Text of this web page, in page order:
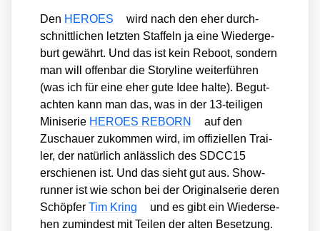
Den HEROES
wird nach den eher durch­
schnitt­li­chen letz­ten Staf­feln ja eine Wie­der­ge­
burt gewährt. Und das ist kein Reboot, son­dern
man will offen­bar die Sto­ry­line wei­ter­füh­ren
(was ich für eine eher gute Idee hal­te). Begut­
ach­ten kann man das, was in der 13-teil­i­gen
Mini­se­rie HEROES REBORN
auf den
Zuschau­er zukom­men wird, im offi­zi­el­len Trai­
ler, der natür­lich anläss­lich des SDCC15
erschie­nen ist. Und das sieht gut aus. Show­
run­ner ist wie schon bei der Ori­gi­nal­se­rie deren
Schöp­ferTim Kring
und es gibt ein Wie­der­se­
hen zumin­dest mit Tei­len der alten Beset­zung.